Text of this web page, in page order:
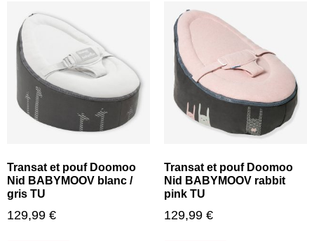
Transat et pouf Doomoo
Nid BABYMOOV blanc /
gris TU
129,99 €
Transat et pouf Doomoo
Nid BABYMOOV rabbit
pink TU
129,99 €